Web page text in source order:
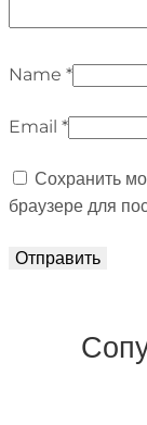
Name *
Email *
Сохранить
браузере для